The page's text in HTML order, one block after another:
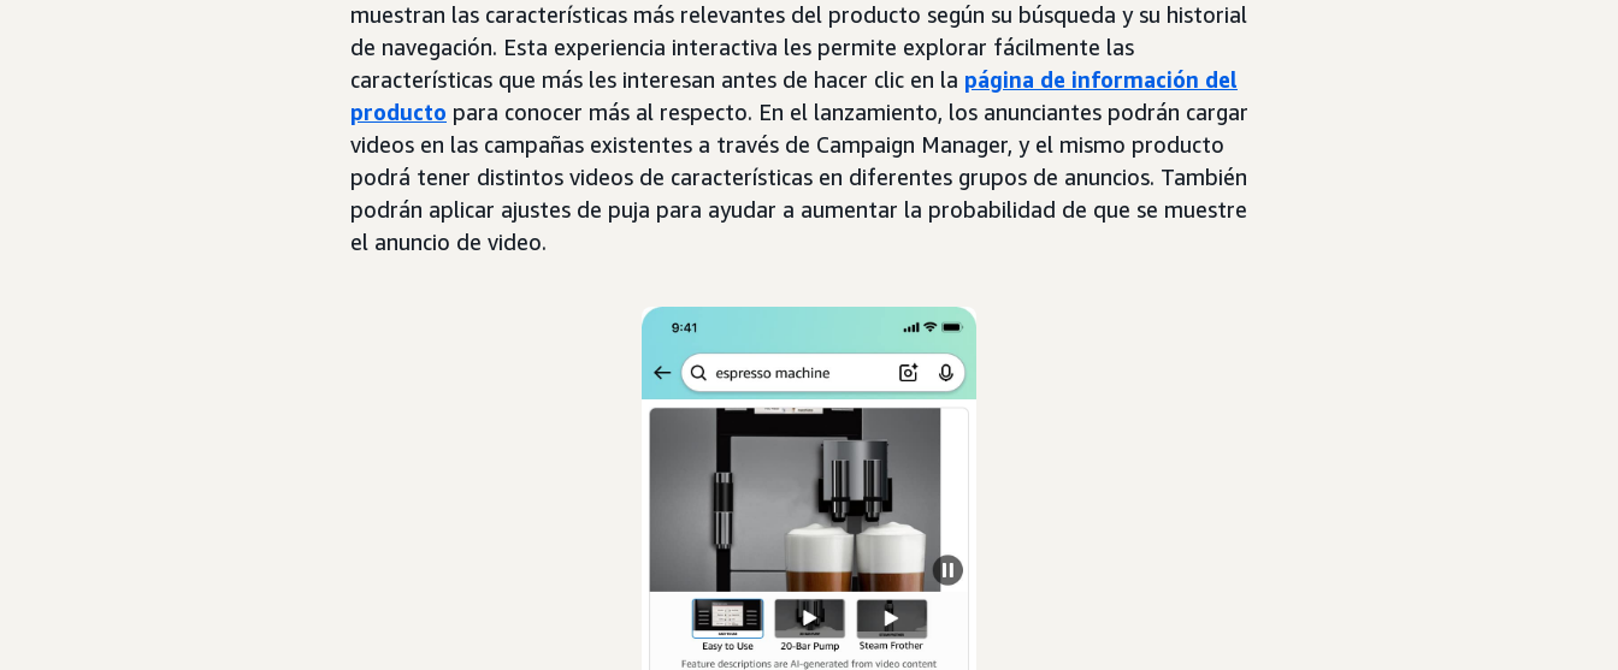
muestran las características más relevantes del producto según su búsqueda y su historial
de navegación. Esta experiencia interactiva les permite explorar fácilmente las
características que más les interesan antes de hacer clic en la página de información del
producto para conocer más al respecto. En el lanzamiento, los anunciantes podrán cargar
videos en las campañas existentes a través de Campaign Manager, y el mismo producto
podrá tener distintos videos de características en diferentes grupos de anuncios. También
podrán aplicar ajustes de puja para ayudar a aumentar la probabilidad de que se muestre
el anuncio de video.